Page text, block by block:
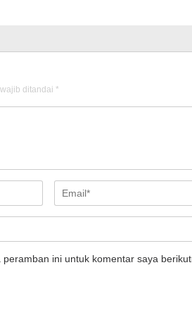
ditandai *
ini untuk komentar saya